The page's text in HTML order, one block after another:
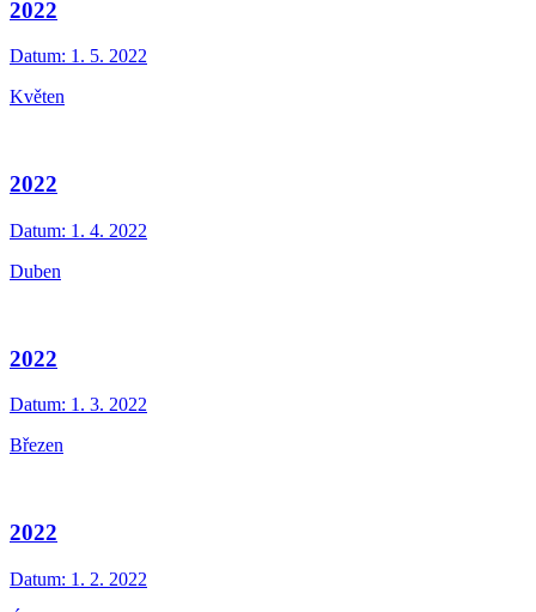
2022
Datum: 1. 5. 2022
Květen
2022
Datum: 1. 4. 2022
Duben
2022
Datum: 1. 3. 2022
Březen
2022
Datum: 1. 2. 2022